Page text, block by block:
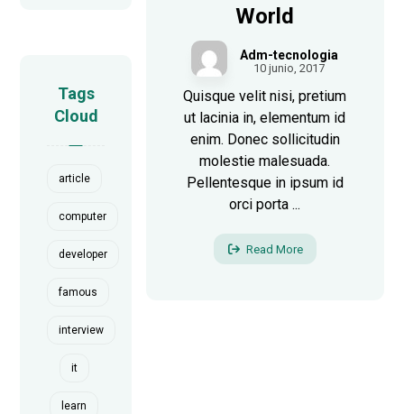
World
Adm-tecnologia
10 junio, 2017
Quisque velit nisi, pretium
ut lacinia in, elementum id
enim. Donec sollicitudin
molestie malesuada.
Pellentesque in ipsum id
orci porta ...
Read More
Tags
Cloud
article
computer
developer
famous
interview
it
learn